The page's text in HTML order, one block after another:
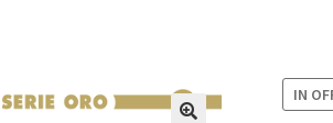
IN